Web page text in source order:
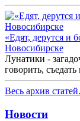
«Едят, дерутся и
Новосибирске
Лунатики -
говорить,
Весь архив
Новости